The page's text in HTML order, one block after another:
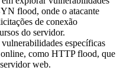
flood, onde o atacante
de conexão
do servidor.
específicas
como HTTP flood, que
web.